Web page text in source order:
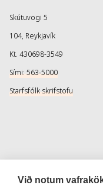
Skútuvogi 5
104, Reykjavík
Kt. 430698-3549
Sími: 563-5000
Starfsfólk skrifstofu
Þjónusta
Við notum